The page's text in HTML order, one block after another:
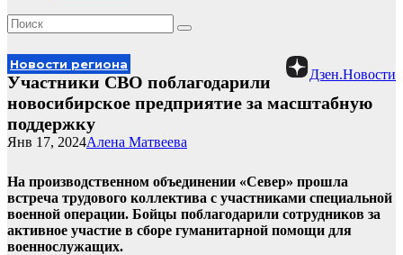
Дзен.Новости
Новости региона
Участники СВО поблагодарили
новосибирское предприятие за масштабную
поддержку
Алена Матвеева
Янв 17, 2024
На производственном объединении «Север» прошла
встреча трудового коллектива с участниками специальной
военной операции. Бойцы поблагодарили сотрудников за
активное участие в сборе гуманитарной помощи для
военнослужащих.